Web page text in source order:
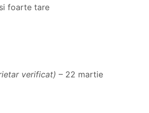
foarte tare
verificat) – 22 martie